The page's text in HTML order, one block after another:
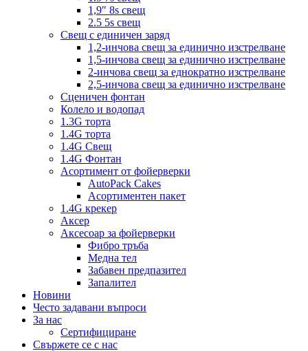
1,9″ 8s свещ
2.5 5s свещ
Свещ с единичен заряд
1,2-инчова свещ за единично изстрелване
1,5-инчова свещ за единично изстрелване
2-инчова свещ за еднократно изстрелване
2,5-инчова свещ за единично изстрелване
Сценичен фонтан
Колело и водопад
1.3G торта
1.4G торта
1.4G Свещ
1.4G Фонтан
Асортимент от фойерверки
AutoPack Cakes
Асортиментен пакет
1.4G крекер
Аксер
Аксесоар за фойерверки
Фибро тръба
Медна тел
Забавен предпазител
Запалител
Новини
Често задавани въпроси
За нас
Сертифициране
Свържете се с нас